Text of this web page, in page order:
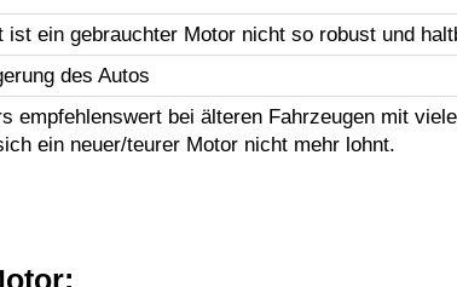
ist ein gebrauchter Motor nicht so robust und
des Autos
empfehlenswert bei älteren Fahrzeugen mit
ein neuer/teurer Motor nicht mehr lohnt.